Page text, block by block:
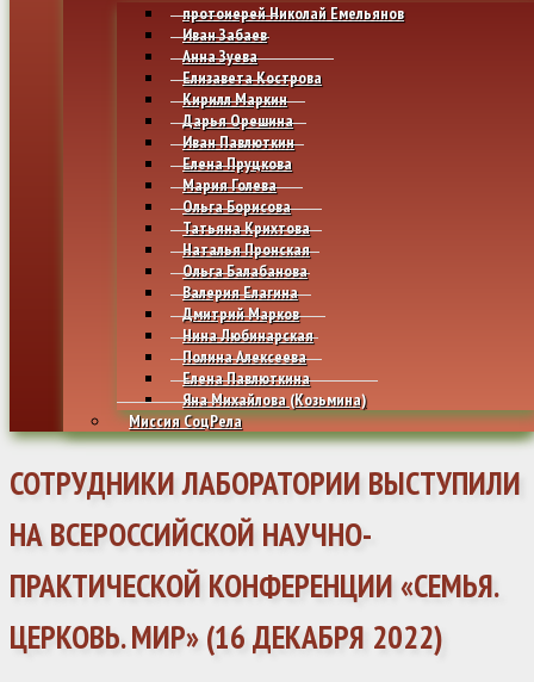
протоиерей Николай Емельянов
Иван Забаев
Анна Зуева
Елизавета Кострова
Кирилл Маркин
Дарья Орешина
Иван Павлюткин
Елена Пруцкова
Мария Голева
Ольга Борисова
Татьяна Крихтова
Наталья Пронская
Ольга Балабанова
Валерия Елагина
Дмитрий Марков
Нина Любинарская
Полина Алексеева
Елена Павлюткина
Яна Михайлова (Козьмина)
Миссия СоцРела
СОТРУДНИКИ ЛАБОРАТОРИИ ВЫСТУПИЛИ
НА ВСЕРОССИЙСКОЙ НАУЧНО-
ПРАКТИЧЕСКОЙ КОНФЕРЕНЦИИ «СЕМЬЯ.
ЦЕРКОВЬ. МИР» (16 ДЕКАБРЯ 2022)